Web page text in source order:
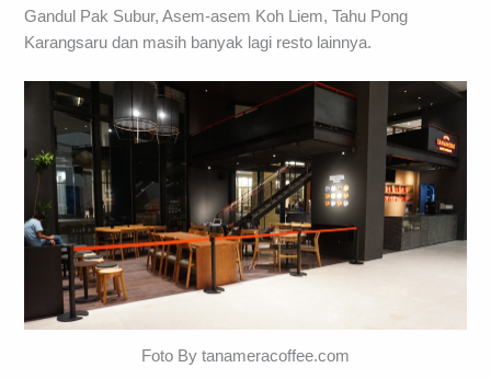
Gandul Pak Subur, Asem-asem Koh Liem, Tahu Pong
Karangsaru dan masih banyak lagi resto lainnya.
Foto By tanameracoffee.com